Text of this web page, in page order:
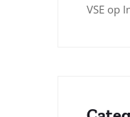
VSE op